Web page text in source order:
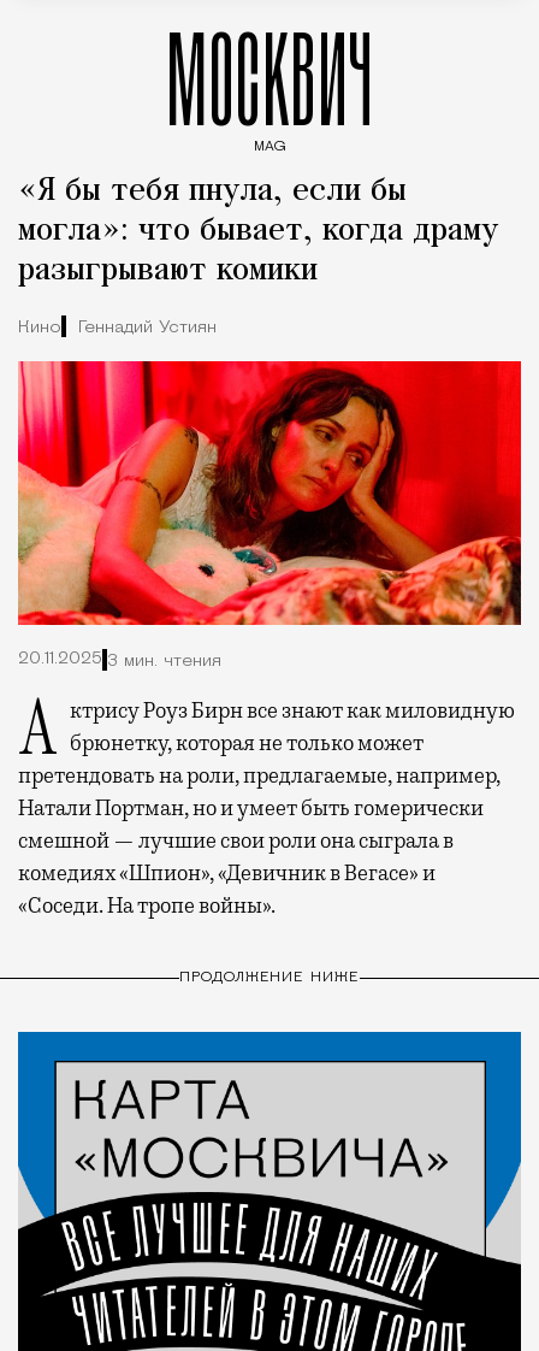
МОСКВИЧ
MAG
«Я бы тебя пнула, если бы
могла»: что бывает, когда драму
разыгрывают комики
Кино Геннадий Устиян
20.11.2025 3 мин. чтения
Актрису Роуз Бирн все знают как миловидную брюнетку, которая не только может
претендовать на роли, предлагаемые, например,
Натали Портман, но и умеет быть гомерически
смешной — лучшие свои роли она сыграла в
комедиях «Шпион», «Девичник в Вегасе» и
«Соседи. На тропе войны».
ПРОДОЛЖЕНИЕ НИЖЕ